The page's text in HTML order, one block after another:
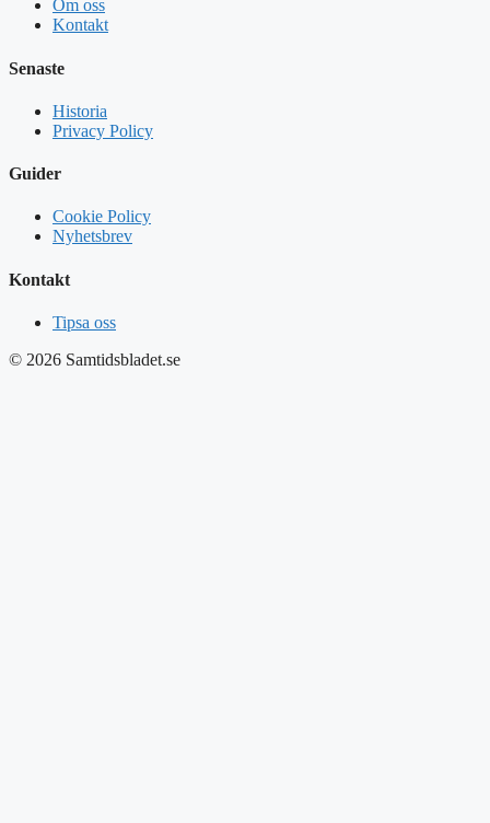
Om oss
Kontakt
Senaste
Historia
Privacy Policy
Guider
Cookie Policy
Nyhetsbrev
Kontakt
Tipsa oss
© 2026 Samtidsbladet.se